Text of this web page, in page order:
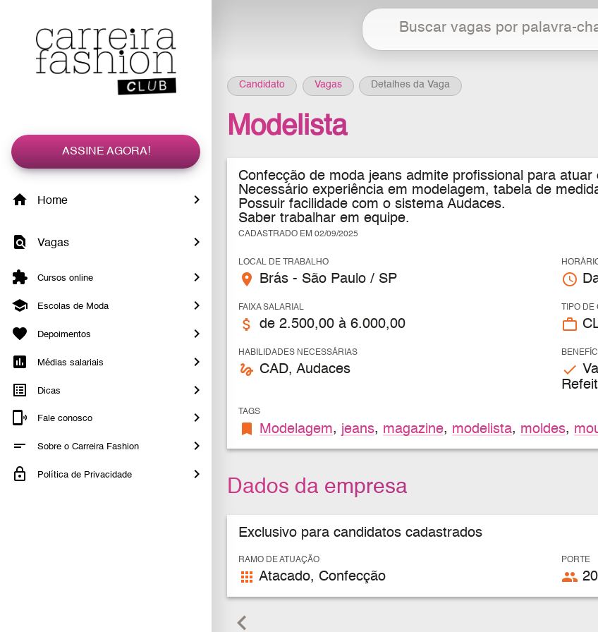
ASSINE AGORA!
Home
Vagas
Cursos online
Escolas de Moda
Depoimentos
Médias salariais
Dicas
Fale conosco
Sobre o Carreira Fashion
Política de Privacidade
Candidato Vagas Detalhes da Vaga
Modelista
Confecção de moda jeans admite profissional para atuar
Necessário experiência em modelagem, tabela de
Possuir facilidade com o sistema Audaces.
Saber trabalhar em equipe.
CADASTRADO EM 02/09/2025
LOCAL DE TRABALHO
place Brás - São Paulo / SP access_time
FAIXA SALARIAL
attach_money de 2.500,00 à 6.000,00
TIPO
work_outline
HABILIDADES NECESSÁRIAS
gesture CAD, Audaces check
TAGS
bookmark Modelagem, jeans, magazine, modelista, moldes,
Dados da empresa
Exclusivo para candidatos cadastrados
RAMO DE ATUAÇÃO
apps Atacado, Confecção
PORTE
people
keyboard_arrow_left